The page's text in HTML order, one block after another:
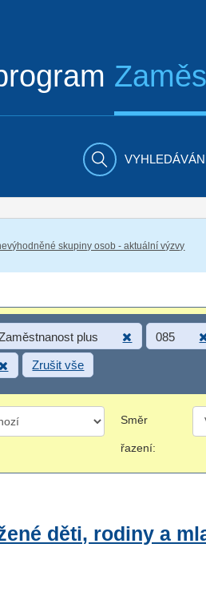
skupiny osob - aktuální výzvy
plus 085
Zrušit vše
Směr
řazení:
děti, rodiny a